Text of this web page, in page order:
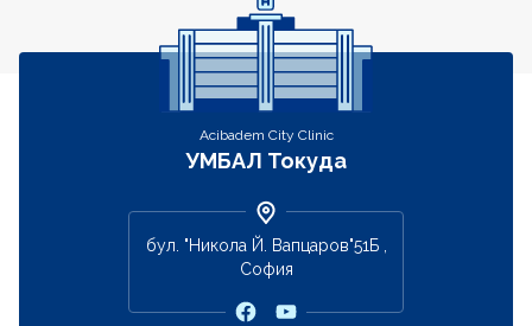
Acibadem City Clinic
УМБАЛ Токуда
бул. "Никола Й. Вапцаров"51Б ,
София